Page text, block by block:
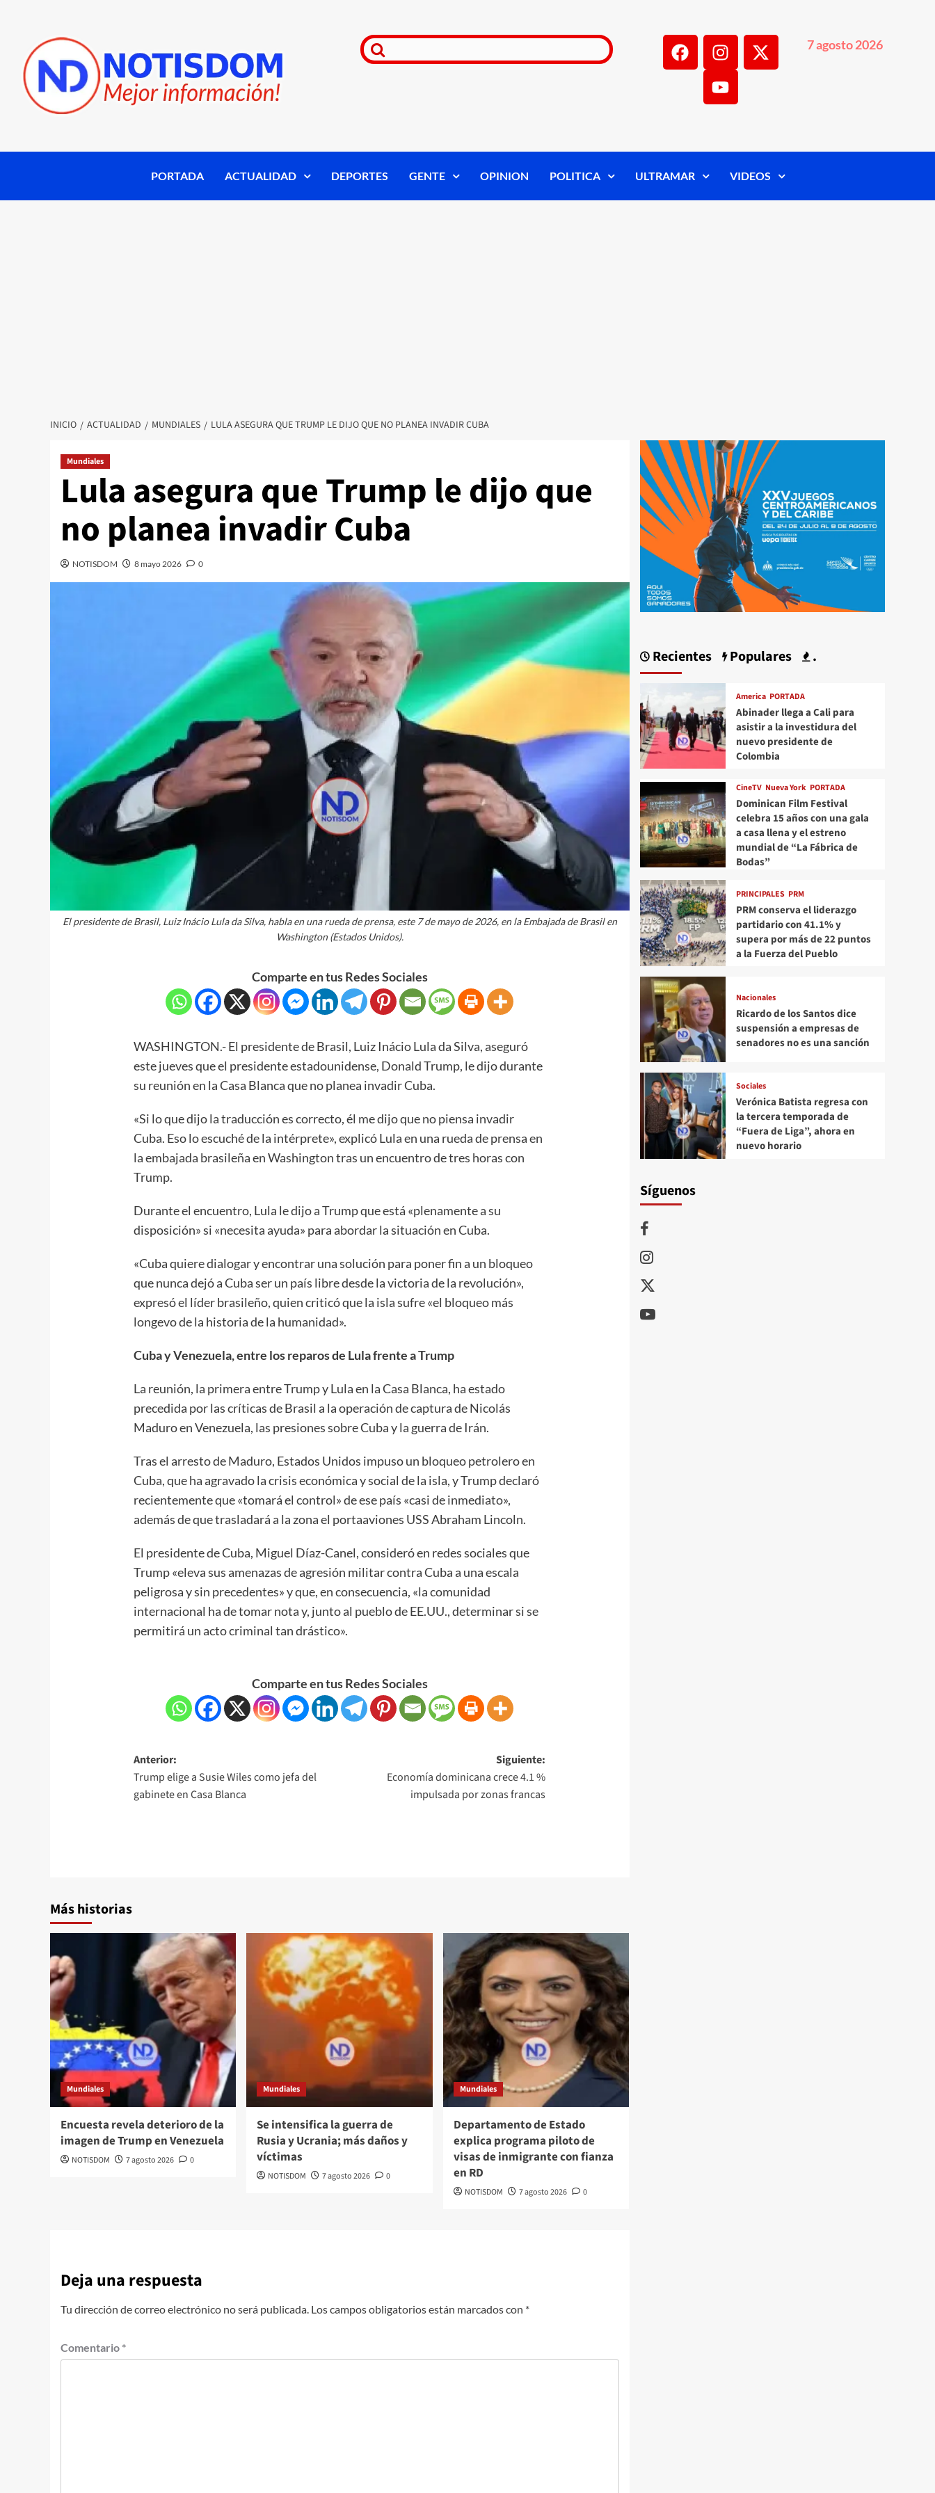
7 agosto 2026
PORTADA ACTUALIDAD DEPORTES GENTE OPINION POLITICA ULTRAMAR VIDEOS
INICIO ACTUALIDAD MUNDIALES LULA ASEGURA QUE TRUMP LE DIJO QUE NO PLANEA INVADIR CUBA
Mundiales
Lula asegura que Trump le dijo que
no planea invadir Cuba
NOTISDOM 8 mayo 2026 0
El presidente de Brasil, Luiz Inácio Lula da Silva, habla en una rueda de prensa, este 7 de mayo de 2026, en la Embajada de Brasil en
Washington (Estados Unidos).
Comparte en tus Redes Sociales
WASHINGTON.- El presidente de Brasil, Luiz Inácio Lula da Silva, aseguró
este jueves que el presidente estadounidense, Donald Trump, le dijo durante
su reunión en la Casa Blanca que no planea invadir Cuba.
«Si lo que dijo la traducción es correcto, él me dijo que no piensa invadir
Cuba. Eso lo escuché de la intérprete», explicó Lula en una rueda de prensa en
la embajada brasileña en Washington tras un encuentro de tres horas con
Trump.
Durante el encuentro, Lula le dijo a Trump que está «plenamente a su
disposición» si «necesita ayuda» para abordar la situación en Cuba.
«Cuba quiere dialogar y encontrar una solución para poner fin a un bloqueo
que nunca dejó a Cuba ser un país libre desde la victoria de la revolución»,
expresó el líder brasileño, quien criticó que la isla sufre «el bloqueo más
longevo de la historia de la humanidad».
Cuba y Venezuela, entre los reparos de Lula frente a Trump
La reunión, la primera entre Trump y Lula en la Casa Blanca, ha estado
precedida por las críticas de Brasil a la operación de captura de Nicolás
Maduro en Venezuela, las presiones sobre Cuba y la guerra de Irán.
Tras el arresto de Maduro, Estados Unidos impuso un bloqueo petrolero en
Cuba, que ha agravado la crisis económica y social de la isla, y Trump declaró
recientemente que «tomará el control» de ese país «casi de inmediato»,
además de que trasladará a la zona el portaaviones USS Abraham Lincoln.
El presidente de Cuba, Miguel Díaz-Canel, consideró en redes sociales que
Trump «eleva sus amenazas de agresión militar contra Cuba a una escala
peligrosa y sin precedentes» y que, en consecuencia, «la comunidad
internacional ha de tomar nota y, junto al pueblo de EE.UU., determinar si se
permitirá un acto criminal tan drástico».
Comparte en tus Redes Sociales
Anterior:
Trump elige a Susie Wiles como jefa del
gabinete en Casa Blanca
Siguiente:
Economía dominicana crece 4.1 %
impulsada por zonas francas
Más historias
Mundiales
Encuesta revela deterioro de la
imagen de Trump en Venezuela
NOTISDOM 7 agosto 2026 0
Mundiales
Se intensifica la guerra de
Rusia y Ucrania; más daños y
víctimas
NOTISDOM 7 agosto 2026 0
Mundiales
Departamento de Estado
explica programa piloto de
visas de inmigrante con fianza
en RD
NOTISDOM 7 agosto 2026 0
Deja una respuesta
Tu dirección de correo electrónico no será publicada. Los campos obligatorios están marcados con *
Comentario *
Recientes Populares .
America PORTADA
Abinader llega a Cali para
asistir a la investidura del
nuevo presidente de
Colombia
CineTV Nueva York PORTADA
Dominican Film Festival
celebra 15 años con una gala
a casa llena y el estreno
mundial de “La Fábrica de
Bodas”
PRINCIPALES PRM
PRM conserva el liderazgo
partidario con 41.1% y
supera por más de 22 puntos
a la Fuerza del Pueblo
Nacionales
Ricardo de los Santos dice
suspensión a empresas de
senadores no es una sanción
Sociales
Verónica Batista regresa con
la tercera temporada de
“Fuera de Liga”, ahora en
nuevo horario
Síguenos